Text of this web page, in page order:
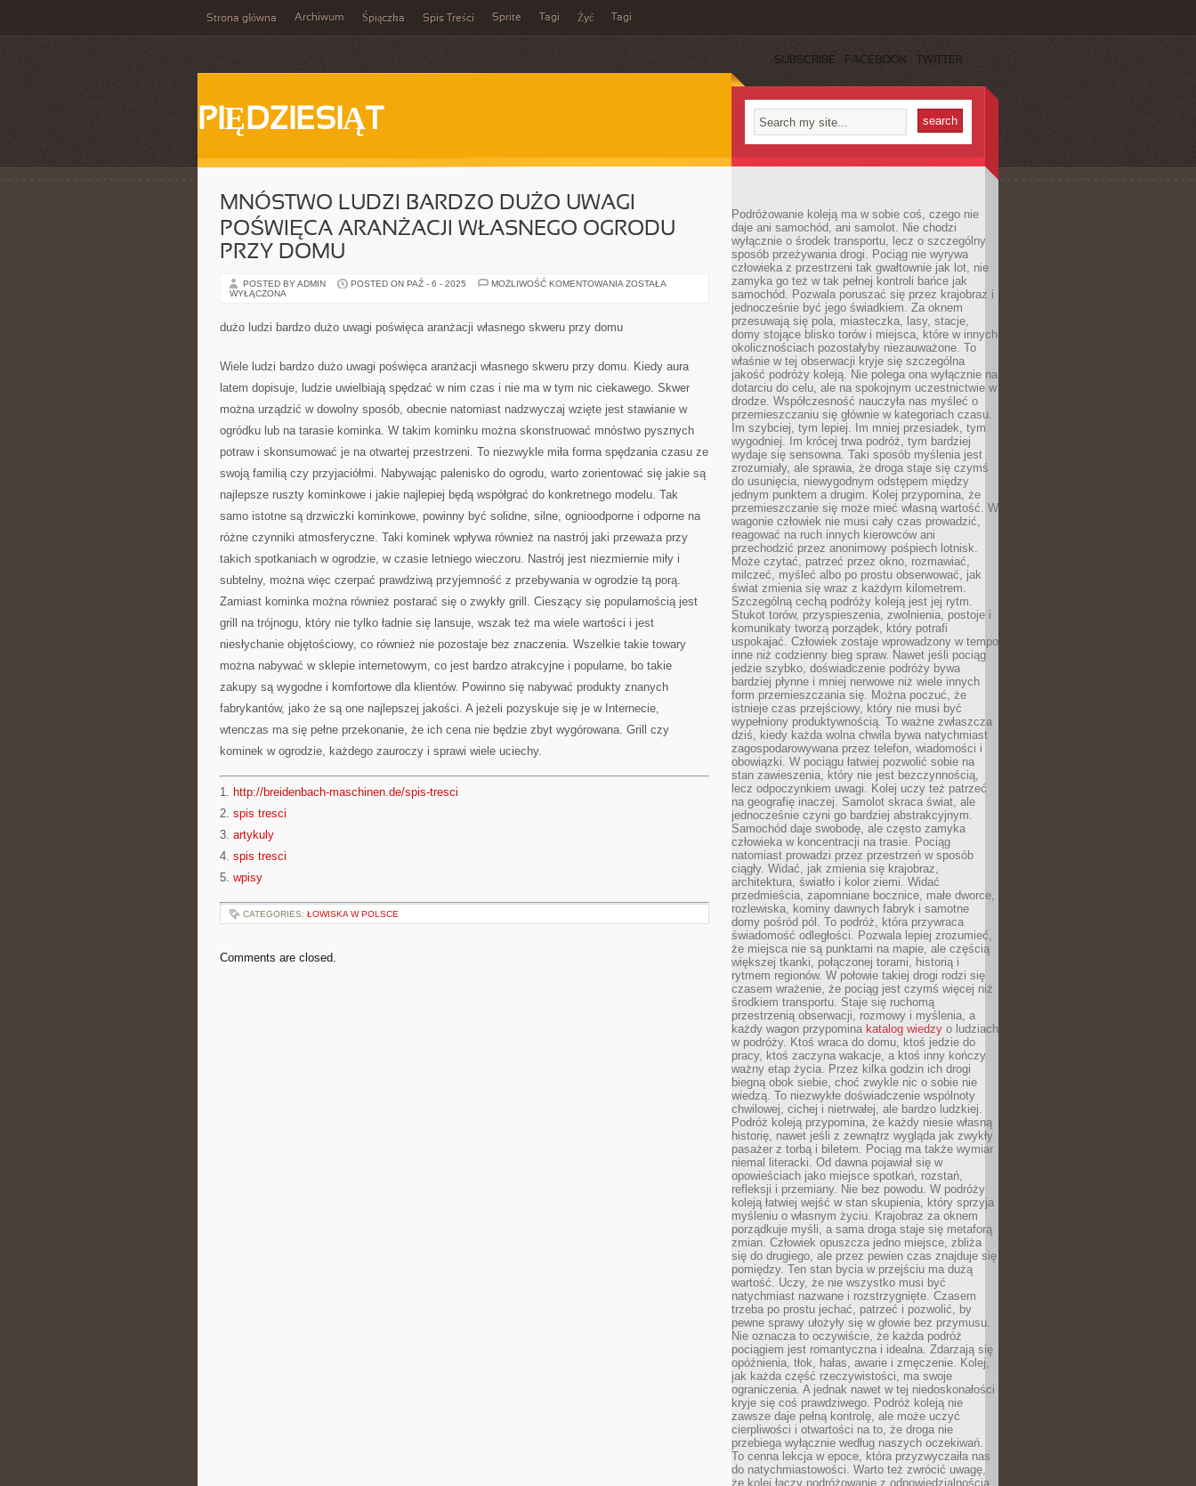
Strona główna Archiwum Śpiączka Spis Treści Sprite Tagi Żyć Tagi
SUBSCRIBE FACEBOOK TWITTER
PIĘDZIESIĄT
MNÓSTWO LUDZI BARDZO DUŻO UWAGI
POŚWIĘCA ARANŻACJI WŁASNEGO OGRODU
PRZY DOMU
POSTED BY ADMIN POSTED ON PAŹ - 6 - 2025 MOŻLIWOŚĆ KOMENTOWANIA MNÓSTWO
OGRODU
PRZY
ZOSTAŁA
WYŁĄCZONA
dużo ludzi bardzo dużo uwagi poświęca aranżacji własnego skweru przy domu
Wiele ludzi bardzo dużo uwagi poświęca aranżacji własnego skweru przy domu. Kiedy aura
latem dopisuje, ludzie uwielbiają spędzać w nim czas i nie ma w tym nic ciekawego. Skwer
można urządzić w dowolny sposób, obecnie natomiast nadzwyczaj wzięte jest stawianie w
ogródku lub na tarasie kominka. W takim kominku można skonstruować mnóstwo pysznych
potraw i skonsumować je na otwartej przestrzeni. To niezwykle miła forma spędzania czasu ze
swoją familią czy przyjaciółmi. Nabywając palenisko do ogrodu, warto zorientować się jakie są
najlepsze ruszty kominkowe i jakie najlepiej będą współgrać do konkretnego modelu. Tak
samo istotne są drzwiczki kominkowe, powinny być solidne, silne, ognioodporne i odporne na
różne czynniki atmosferyczne. Taki kominek wpływa również na nastrój jaki przeważa przy
takich spotkaniach w ogrodzie, w czasie letniego wieczoru. Nastrój jest niezmiernie miły i
subtelny, można więc czerpać prawdziwą przyjemność z przebywania w ogrodzie tą porą.
Zamiast kominka można również postarać się o zwykły grill. Cieszący się popularnością jest
grill na trójnogu, który nie tylko ładnie się lansuje, wszak też ma wiele wartości i jest
niesłychanie objętościowy, co również nie pozostaje bez znaczenia. Wszelkie takie towary
można nabywać w sklepie internetowym, co jest bardzo atrakcyjne i popularne, bo takie
zakupy są wygodne i komfortowe dla klientów. Powinno się nabywać produkty znanych
fabrykantów, jako że są one najlepszej jakości. A jeżeli pozyskuje się je w Internecie,
wtenczas ma się pełne przekonanie, że ich cena nie będzie zbyt wygórowana. Grill czy
kominek w ogrodzie, każdego zauroczy i sprawi wiele uciechy.
1. http://breidenbach-maschinen.de/spis-tresci
2. spis tresci
3. artykuly
4. spis tresci
5. wpisy
CATEGORIES: ŁOWISKA W POLSCE
Comments are closed.
Podróżowanie koleją ma w sobie coś, czego nie
daje ani samochód, ani samolot. Nie chodzi
wyłącznie o środek transportu, lecz o szczególny
sposób przeżywania drogi. Pociąg nie wyrywa
człowieka z przestrzeni tak gwałtownie jak lot, nie
zamyka go też w tak pełnej kontroli bańce jak
samochód. Pozwala poruszać się przez krajobraz i
jednocześnie być jego świadkiem. Za oknem
przesuwają się pola, miasteczka, lasy, stacje,
domy stojące blisko torów i miejsca, które w innych
okolicznościach pozostałyby niezauważone. To
właśnie w tej obserwacji kryje się szczególna
jakość podróży koleją. Nie polega ona wyłącznie na
dotarciu do celu, ale na spokojnym uczestnictwie w
drodze. Współczesność nauczyła nas myśleć o
przemieszczaniu się głównie w kategoriach czasu.
Im szybciej, tym lepiej. Im mniej przesiadek, tym
wygodniej. Im krócej trwa podróż, tym bardziej
wydaje się sensowna. Taki sposób myślenia jest
zrozumiały, ale sprawia, że droga staje się czymś
do usunięcia, niewygodnym odstępem między
jednym punktem a drugim. Kolej przypomina, że
przemieszczanie się może mieć własną wartość. W
wagonie człowiek nie musi cały czas prowadzić,
reagować na ruch innych kierowców ani
przechodzić przez anonimowy pośpiech lotnisk.
Może czytać, patrzeć przez okno, rozmawiać,
milczeć, myśleć albo po prostu obserwować, jak
świat zmienia się wraz z każdym kilometrem.
Szczególną cechą podróży koleją jest jej rytm.
Stukot torów, przyspieszenia, zwolnienia, postoje i
komunikaty tworzą porządek, który potrafi
uspokajać. Człowiek zostaje wprowadzony w tempo
inne niż codzienny bieg spraw. Nawet jeśli pociąg
jedzie szybko, doświadczenie podróży bywa
bardziej płynne i mniej nerwowe niż wiele innych
form przemieszczania się. Można poczuć, że
istnieje czas przejściowy, który nie musi być
wypełniony produktywnością. To ważne zwłaszcza
dziś, kiedy każda wolna chwila bywa natychmiast
zagospodarowywana przez telefon, wiadomości i
obowiązki. W pociągu łatwiej pozwolić sobie na
stan zawieszenia, który nie jest bezczynnością,
lecz odpoczynkiem uwagi. Kolej uczy też patrzeć
na geografię inaczej. Samolot skraca świat, ale
jednocześnie czyni go bardziej abstrakcyjnym.
Samochód daje swobodę, ale często zamyka
człowieka w koncentracji na trasie. Pociąg
natomiast prowadzi przez przestrzeń w sposób
ciągły. Widać, jak zmienia się krajobraz,
architektura, światło i kolor ziemi. Widać
przedmieścia, zapomniane bocznice, małe dworce,
rozlewiska, kominy dawnych fabryk i samotne
domy pośród pól. To podróż, która przywraca
świadomość odległości. Pozwala lepiej zrozumieć,
że miejsca nie są punktami na mapie, ale częścią
większej tkanki, połączonej torami, historią i
rytmem regionów. W połowie takiej drogi rodzi się
czasem wrażenie, że pociąg jest czymś więcej niż
środkiem transportu. Staje się ruchomą
przestrzenią obserwacji, rozmowy i myślenia, a
każdy wagon przypomina katalog wiedzy o ludziach
w podróży. Ktoś wraca do domu, ktoś jedzie do
pracy, ktoś zaczyna wakacje, a ktoś inny kończy
ważny etap życia. Przez kilka godzin ich drogi
biegną obok siebie, choć zwykle nic o sobie nie
wiedzą. To niezwykłe doświadczenie wspólnoty
chwilowej, cichej i nietrwałej, ale bardzo ludzkiej.
Podróż koleją przypomina, że każdy niesie własną
historię, nawet jeśli z zewnątrz wygląda jak zwykły
pasażer z torbą i biletem. Pociąg ma także wymiar
niemal literacki. Od dawna pojawiał się w
opowieściach jako miejsce spotkań, rozstań,
refleksji i przemiany. Nie bez powodu. W podróży
koleją łatwiej wejść w stan skupienia, który sprzyja
myśleniu o własnym życiu. Krajobraz za oknem
porządkuje myśli, a sama droga staje się metaforą
zmian. Człowiek opuszcza jedno miejsce, zbliża
się do drugiego, ale przez pewien czas znajduje się
pomiędzy. Ten stan bycia w przejściu ma dużą
wartość. Uczy, że nie wszystko musi być
natychmiast nazwane i rozstrzygnięte. Czasem
trzeba po prostu jechać, patrzeć i pozwolić, by
pewne sprawy ułożyły się w głowie bez przymusu.
Nie oznacza to oczywiście, że każda podróż
pociągiem jest romantyczna i idealna. Zdarzają się
opóźnienia, tłok, hałas, awarie i zmęczenie. Kolej,
jak każda część rzeczywistości, ma swoje
ograniczenia. A jednak nawet w tej niedoskonałości
kryje się coś prawdziwego. Podróż koleją nie
zawsze daje pełną kontrolę, ale może uczyć
cierpliwości i otwartości na to, że droga nie
przebiega wyłącznie według naszych oczekiwań.
To cenna lekcja w epoce, która przyzwyczaiła nas
do natychmiastowości. Warto też zwrócić uwagę,
że kolej łączy podróżowanie z odpowiedzialnością